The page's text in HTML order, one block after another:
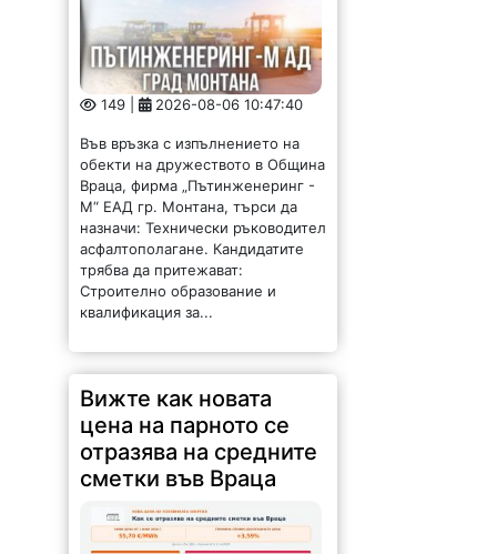
149 | 2026-08-06 10:47:40
Във връзка с изпълнението на
обекти на дружеството в Община
Враца, фирма „Пътинженеринг -
М“ ЕАД гр. Монтана, търси да
назначи: Технически ръководител
асфалтополагане. Кандидатите
трябва да притежават:
Строително образование и
квалификация за...
Вижте как новата
цена на парното се
отразява на средните
сметки във Враца